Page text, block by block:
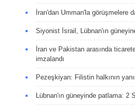
İran'dan Umman'la görüşmelere
Siyonist İsrail, Lübnan'ın
İran ve Pakistan arasında
imzalandı
Pezeşkiyan: Filistin halkının
Lübnan'ın güneyinde patlama: 2